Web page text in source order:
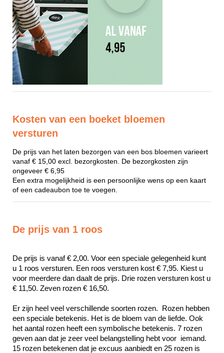
Kosten van een boeket bloemen
versturen
De prijs van het laten bezorgen van een bos bloemen varieert
vanaf € 15,00 excl. bezorgkosten. De bezorgkosten zijn
ongeveer € 6,95
Een extra mogelijkheid is een persoonlijke wens op een kaart
of een cadeaubon toe te voegen.
De prijs van 1 roos
De prijs is vanaf € 2,00. Voor een speciale gelegenheid kunt
u 1 roos versturen. Een roos versturen kost € 7,95. Kiest u
voor meerdere dan daalt de prijs. Drie rozen versturen kost u
€ 11,50. Zeven rozen € 16,50.
Er zijn heel veel verschillende soorten rozen.  Rozen hebben
een speciale betekenis. Het is de bloem van de liefde. Ook
het aantal rozen heeft een symbolische betekenis. 7 rozen
geven aan dat je zeer veel belangstelling hebt voor  iemand.
15 rozen betekenen dat je excuus aanbiedt en 25 rozen is